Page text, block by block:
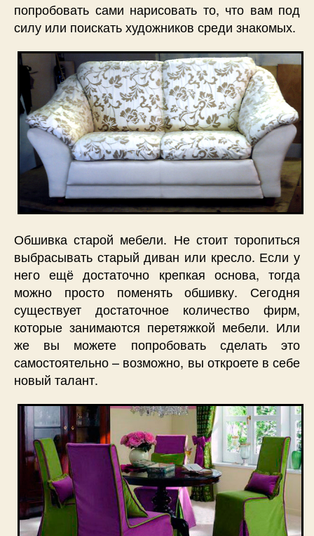
попробовать сами нарисовать то, что вам под
силу или поискать художников среди знакомых.
Обшивка старой мебели. Не стоит торопиться
выбрасывать старый диван или кресло. Если у
него ещё достаточно крепкая основа, тогда
можно просто поменять обшивку. Сегодня
существует достаточное количество фирм,
которые занимаются перетяжкой мебели. Или
же вы можете попробовать сделать это
самостоятельно – возможно, вы откроете в себе
новый талант.